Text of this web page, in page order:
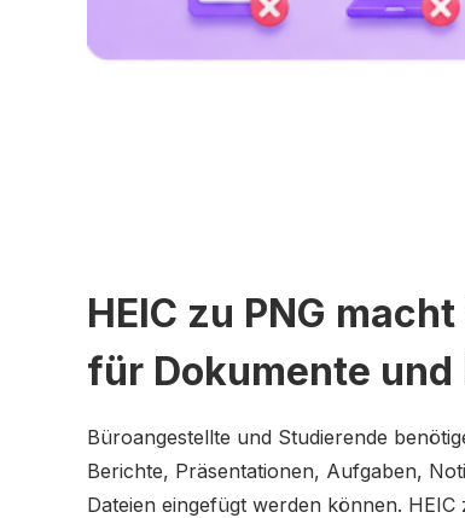
HEIC zu PNG
für Dokumente und
Büroangestellte und Studierende
Berichte, Präsentationen, Aufgaben,
Dateien eingefügt werden können. HEIC